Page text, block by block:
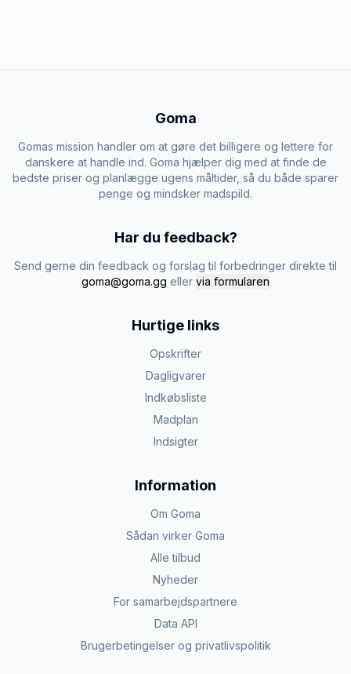
Goma
Gomas mission handler om at gøre det billigere og lettere for
danskere at handle ind. Goma hjælper dig med at finde de
bedste priser og planlægge ugens måltider, så du både sparer
penge og mindsker madspild.
Har du feedback?
Send gerne din feedback og forslag til forbedringer direkte til
goma@goma.gg eller via formularen
Hurtige links
Opskrifter
Dagligvarer
Indkøbsliste
Madplan
Indsigter
Information
Om Goma
Sådan virker Goma
Alle tilbud
Nyheder
For samarbejdspartnere
Data API
Brugerbetingelser og privatlivspolitik